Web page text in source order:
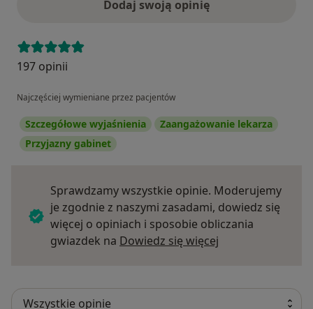
Dodaj swoją opinię
197 opinii
Najczęściej wymieniane przez pacjentów
Szczegółowe wyjaśnienia
Zaangażowanie lekarza
Przyjazny gabinet
Sprawdzamy wszystkie opinie. Moderujemy
je zgodnie z naszymi zasadami, dowiedz się
więcej o opiniach i sposobie obliczania
gwiazdek na Dowiedz się więcej